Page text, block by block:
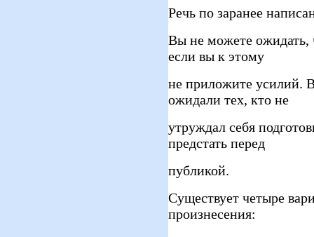
Речь по заранее
Вы не можете ожидать,
если вы к этому
не приложите усилий.
ожидали тех, кто не
утруждал себя
предстать перед
публикой.
Существует четыре
произнесения: